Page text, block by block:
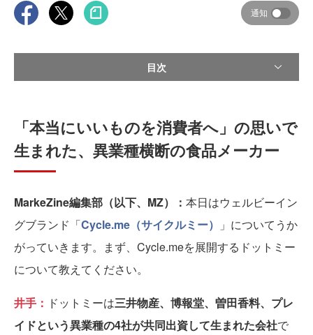
通知
目次
「本当にいいものを消費者へ」の思いで
生まれた、異業種横断の食品メーカー
MarkeZine編集部（以下、MZ）： 本日はウェルビーイン
グブランド「Cycle.me（サイクルミー）
」についてうか
がっていきます。まず、Cycle.meを展開するドットミー
について教えてください。
井手： ドットミーは三井物産、博報堂、曽田香料、プレ
イドという異業種の4社が共同出資して生まれた会社で